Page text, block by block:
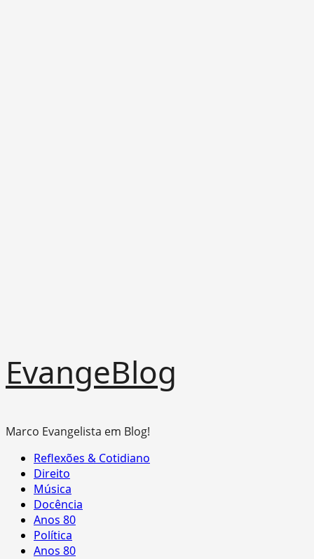
to
content
EvangeBlog
Marco Evangelista em Blog!
Primary
Menu
Reflexões & Cotidiano
Direito
Música
Docência
Anos 80
Política
Anos 80